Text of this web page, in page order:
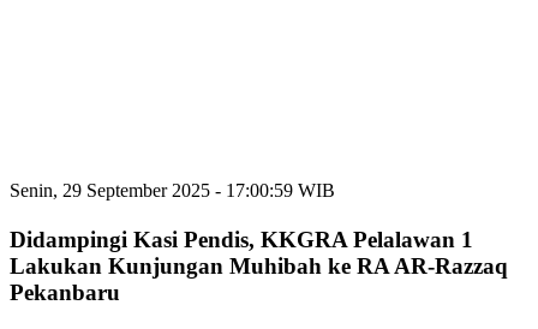
Senin, 29 September 2025 - 17:00:59 WIB
Didampingi Kasi Pendis, KKGRA Pelalawan 1
Lakukan Kunjungan Muhibah ke RA AR-Razzaq
Pekanbaru